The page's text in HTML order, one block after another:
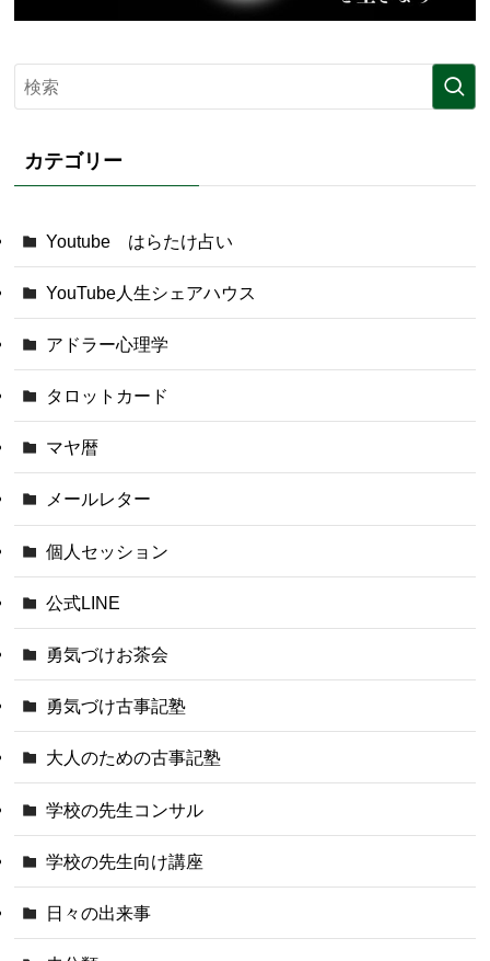
カテゴリー
Youtube はらたけ占い
YouTube人生シェアハウス
アドラー心理学
タロットカード
マヤ暦
メールレター
個人セッション
公式LINE
勇気づけお茶会
勇気づけ古事記塾
大人のための古事記塾
学校の先生コンサル
学校の先生向け講座
日々の出来事